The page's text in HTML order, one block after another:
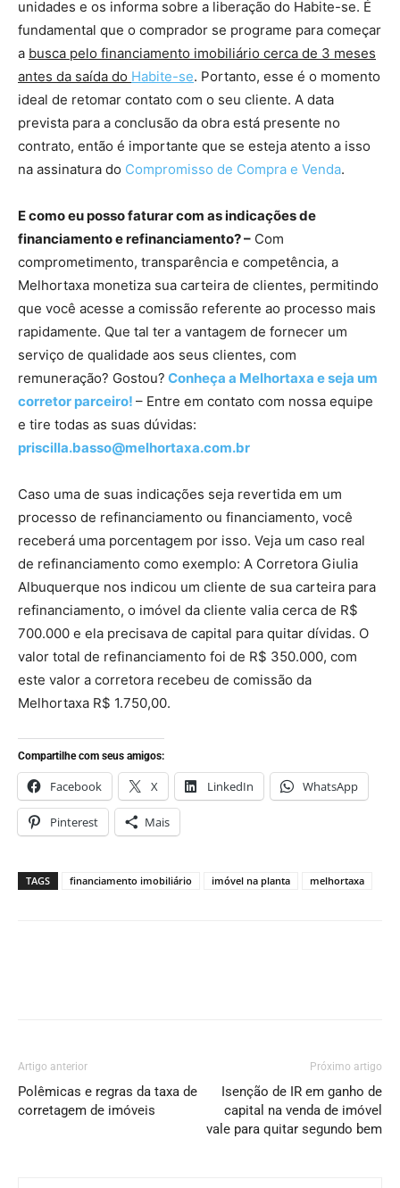
unidades e os informa sobre a liberação do Habite-se. É
fundamental que o comprador se programe para começar
a busca pelo financiamento imobiliário cerca de 3 meses
antes da saída do Habite-se. Portanto, esse é o momento
ideal de retomar contato com o seu cliente. A data
prevista para a conclusão da obra está presente no
contrato, então é importante que se esteja atento a isso
na assinatura do Compromisso de Compra e Venda.
E como eu posso faturar com as indicações de
financiamento e refinanciamento? – Com
comprometimento, transparência e competência, a
Melhortaxa monetiza sua carteira de clientes, permitindo
que você acesse a comissão referente ao processo mais
rapidamente. Que tal ter a vantagem de fornecer um
serviço de qualidade aos seus clientes, com
remuneração? Gostou? Conheça a Melhortaxa e seja um
corretor parceiro! – Entre em contato com nossa equipe
e tire todas as suas dúvidas:
priscilla.basso@melhortaxa.com.br
Caso uma de suas indicações seja revertida em um
processo de refinanciamento ou financiamento, você
receberá uma porcentagem por isso. Veja um caso real
de refinanciamento como exemplo: A Corretora Giulia
Albuquerque nos indicou um cliente de sua carteira para
refinanciamento, o imóvel da cliente valia cerca de R$
700.000 e ela precisava de capital para quitar dívidas. O
valor total de refinanciamento foi de R$ 350.000, com
este valor a corretora recebeu de comissão da
Melhortaxa R$ 1.750,00.
Compartilhe com seus amigos:
Facebook X LinkedIn WhatsApp
Pinterest Mais
TAGS financiamento imobiliário imóvel na planta melhortaxa
Artigo anterior
Polêmicas e regras da taxa de
corretagem de imóveis
Próximo artigo
Isenção de IR em ganho de
capital na venda de imóvel
vale para quitar segundo bem